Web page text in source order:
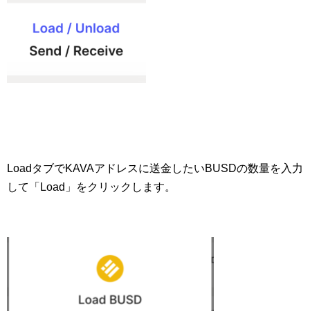
LoadタブでKAVAアドレスに送金したいBUSDの数量を入力
して「Load」をクリックします。